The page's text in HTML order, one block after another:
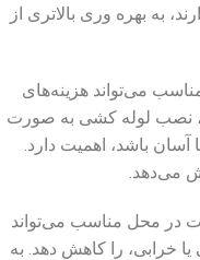
به بهره ‌وری بالاتری از
می‌تواند هزینه‌های
نصب لوله‌ کشی به صورت
باشد، اهمیت دارد.
می‌دهد.
در محل مناسب می‌تواند
یا خرابی، را کاهش دهد. به